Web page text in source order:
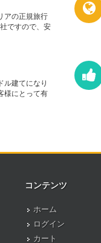
アの正規旅行
ですので、安
ル建てになり
様にとって有
コンテンツ
ホーム
ログイン
カート